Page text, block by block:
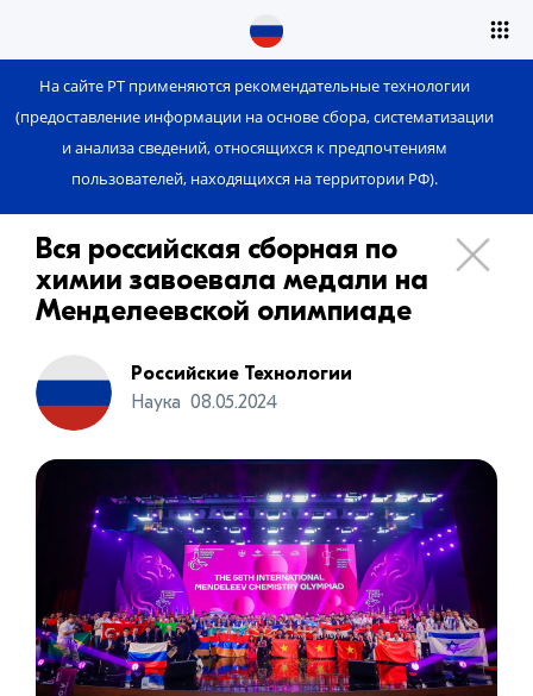
На сайте РТ применяются рекомендательные технологии
(предоставление информации на основе сбора, систематизации
и анализа сведений, относящихся к предпочтениям
пользователей, находящихся на территории РФ).
Вся российская сборная по
химии завоевала медали на
Менделеевской олимпиаде
Российские Технологии
Наука 08.05.2024